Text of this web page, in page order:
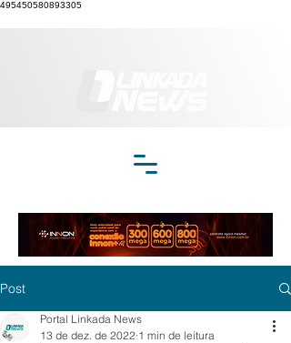
495450580893305
Post
Portal Linkada News
13 de dez. de 2022 1 min de leitura